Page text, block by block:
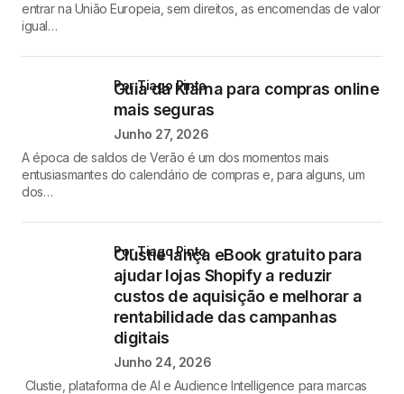
entrar na União Europeia, sem direitos, as encomendas de valor
igual…
Guia da Klarna para compras online
mais seguras
por Tiago Pinto
Junho 27, 2026
A época de saldos de Verão é um dos momentos mais
entusiasmantes do calendário de compras e, para alguns, um
dos…
Clustie lança eBook gratuito para
ajudar lojas Shopify a reduzir
custos de aquisição e melhorar a
rentabilidade das campanhas
digitais
por Tiago Pinto
Junho 24, 2026
Clustie, plataforma de AI e Audience Intelligence para marcas